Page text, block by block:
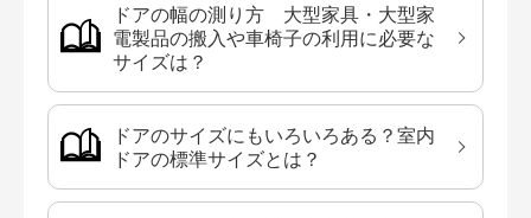
ドアの幅の測り方 大型家具・大型家
電製品の搬入や車椅子の利用に必要な
サイズは？
ドアのサイズにもいろいろある？室内
ドアの標準サイズとは？